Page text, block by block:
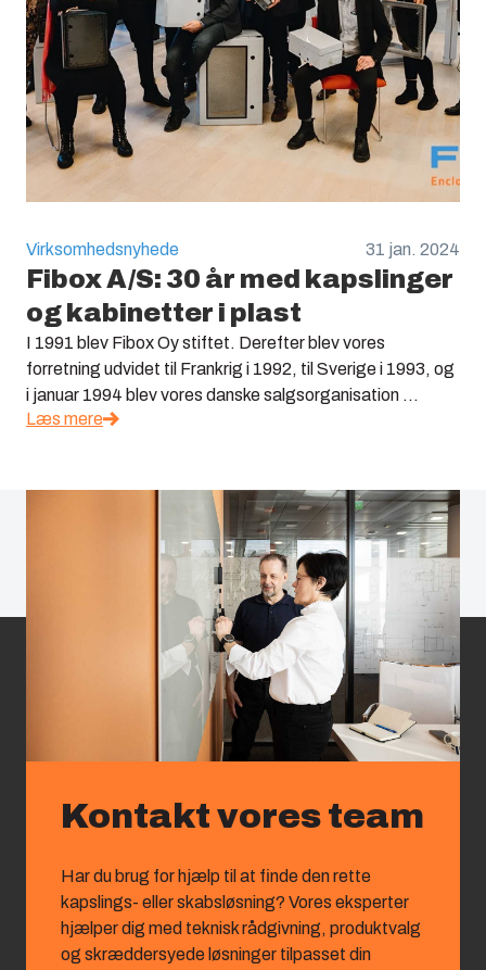
Virksomhedsnyhede 31 jan. 2024
Fibox A/S: 30 år med kapslinger
og kabinetter i plast
I 1991 blev Fibox Oy stiftet. Derefter blev vores
forretning udvidet til Frankrig i 1992, til Sverige i 1993, og
i januar 1994 blev vores danske salgsorganisation ...
Læs mere
Kontakt vores team
Har du brug for hjælp til at finde den rette
kapslings‑ eller skabsløsning? Vores eksperter
hjælper dig med teknisk rådgivning, produktvalg
og skræddersyede løsninger tilpasset din